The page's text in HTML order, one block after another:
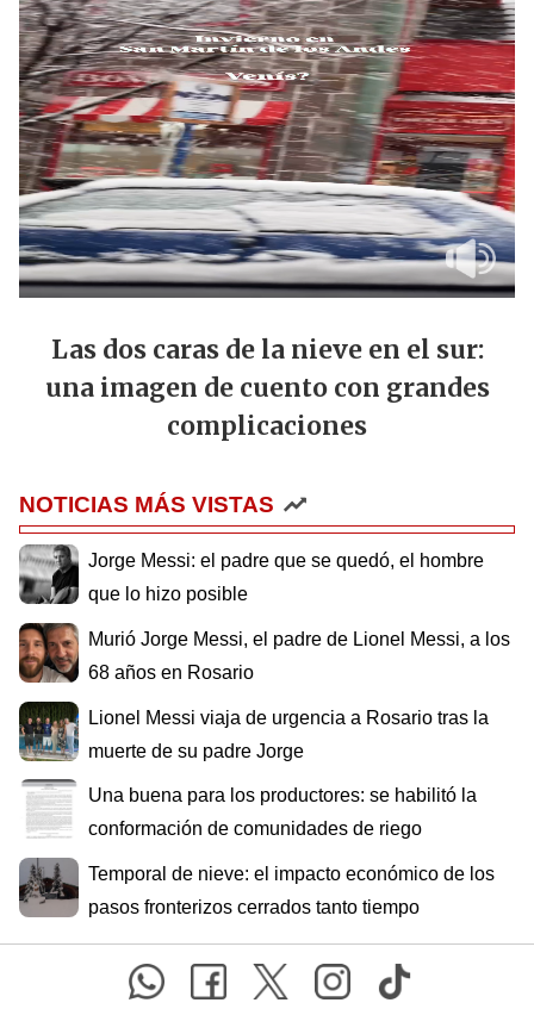
Las dos caras de la nieve en el sur:
una imagen de cuento con grandes
complicaciones
NOTICIAS MÁS VISTAS
Jorge Messi: el padre que se quedó, el hombre
que lo hizo posible
Murió Jorge Messi, el padre de Lionel Messi, a los
68 años en Rosario
Lionel Messi viaja de urgencia a Rosario tras la
muerte de su padre Jorge
Una buena para los productores: se habilitó la
conformación de comunidades de riego
Temporal de nieve: el impacto económico de los
pasos fronterizos cerrados tanto tiempo